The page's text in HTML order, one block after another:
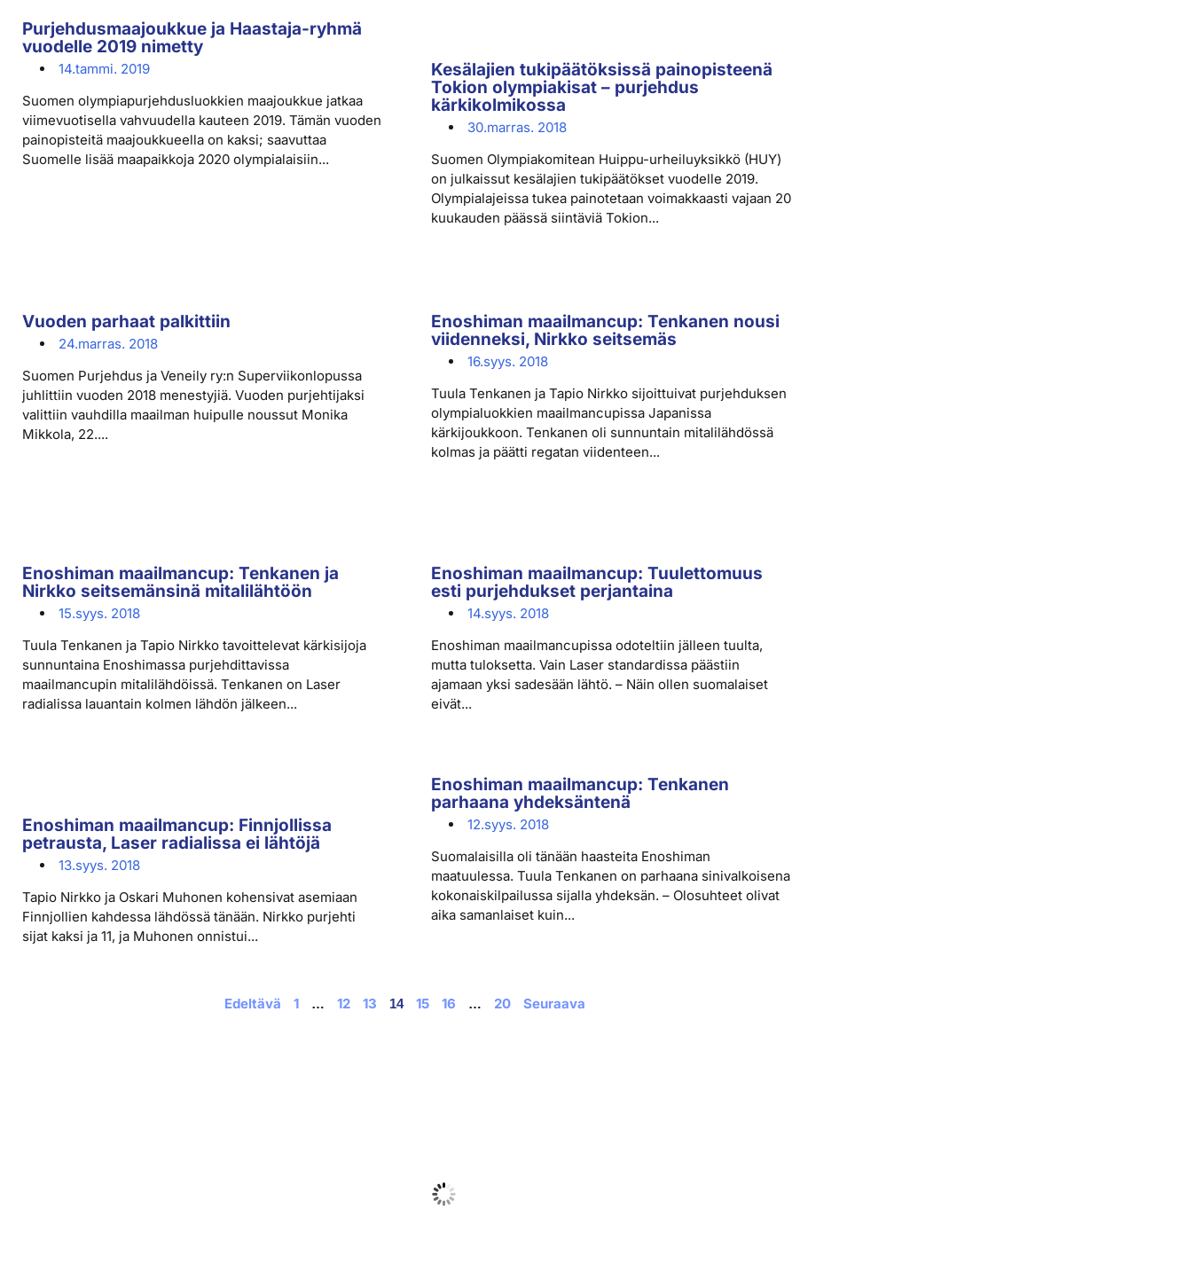
Purjehdusmaajoukkue ja Haastaja-ryhmä
vuodelle 2019 nimetty
14.tammi. 2019
Suomen olympiapurjehdusluokkien maajoukkue jatkaa
viimevuotisella vahvuudella kauteen 2019. Tämän vuoden
painopisteitä maajoukkueella on kaksi; saavuttaa
Suomelle lisää maapaikkoja 2020 olympialaisiin...
Kesälajien tukipäätöksissä painopisteenä
Tokion olympiakisat – purjehdus
kärkikolmikossa
30.marras. 2018
Suomen Olympiakomitean Huippu-urheiluyksikkö (HUY)
on julkaissut kesälajien tukipäätökset vuodelle 2019.
Olympialajeissa tukea painotetaan voimakkaasti vajaan 20
kuukauden päässä siintäviä Tokion...
Vuoden parhaat palkittiin
24.marras. 2018
Suomen Purjehdus ja Veneily ry:n Superviikonlopussa
juhlittiin vuoden 2018 menestyjiä. Vuoden purjehtijaksi
valittiin vauhdilla maailman huipulle noussut Monika
Mikkola, 22....
Enoshiman maailmancup: Tenkanen nousi
viidenneksi, Nirkko seitsemäs
16.syys. 2018
Tuula Tenkanen ja Tapio Nirkko sijoittuivat purjehduksen
olympialuokkien maailmancupissa Japanissa
kärkijoukkoon. Tenkanen oli sunnuntain mitalilähdössä
kolmas ja päätti regatan viidenteen...
Enoshiman maailmancup: Tenkanen ja
Nirkko seitsemänsinä mitalilähtöön
15.syys. 2018
Tuula Tenkanen ja Tapio Nirkko tavoittelevat kärkisijoja
sunnuntaina Enoshimassa purjehdittavissa
maailmancupin mitalilähdöissä. Tenkanen on Laser
radialissa lauantain kolmen lähdön jälkeen...
Enoshiman maailmancup: Tuulettomuus
esti purjehdukset perjantaina
14.syys. 2018
Enoshiman maailmancupissa odoteltiin jälleen tuulta,
mutta tuloksetta. Vain Laser standardissa päästiin
ajamaan yksi sadesään lähtö. – Näin ollen suomalaiset
eivät...
Enoshiman maailmancup: Finnjollissa
petrausta, Laser radialissa ei lähtöjä
13.syys. 2018
Tapio Nirkko ja Oskari Muhonen kohensivat asemiaan
Finnjollien kahdessa lähdössä tänään. Nirkko purjehti
sijat kaksi ja 11, ja Muhonen onnistui...
Enoshiman maailmancup: Tenkanen
parhaana yhdeksäntenä
12.syys. 2018
Suomalaisilla oli tänään haasteita Enoshiman
maatuulessa. Tuula Tenkanen on parhaana sinivalkoisena
kokonaiskilpailussa sijalla yhdeksän. – Olosuhteet olivat
aika samanlaiset kuin...
Edeltävä 1 … 12 13 14 15 16 … 20 Seuraava